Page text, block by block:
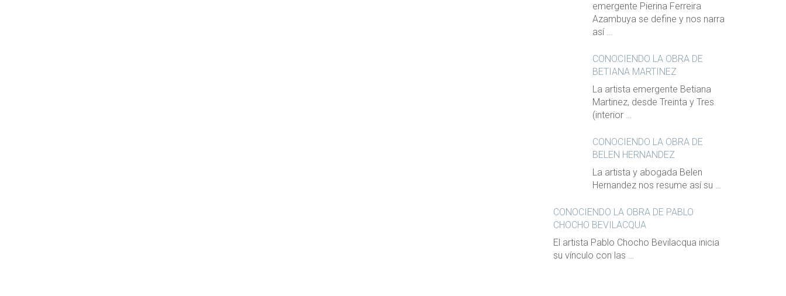
emergente Pierina Ferreira
Azambuya se define y nos narra
así …
CONOCIENDO LA OBRA DE
BETIANA MARTINEZ
La artista emergente Betiana
Martinez, desde Treinta y Tres
(interior …
CONOCIENDO LA OBRA DE
BELEN HERNANDEZ
La artista y abogada Belen
Hernandez nos resume así su …
CONOCIENDO LA OBRA DE PABLO
CHOCHO BEVILACQUA
El artista Pablo Chocho Bevilacqua inicia
su vínculo con las …